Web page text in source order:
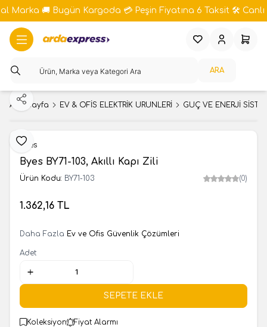
Marka 🚚 Bugün Kargoda 💳 Peşin Fiyatına 6 Taksit 🛠️ Canlı
ARA
FavorilerimHesabım
Ana Sayfa EV & OFİS ELEKTRİK ÜRÜNLERİ GÜÇ VE ENERJİ
Favoriye Ekle
Paylaş
Byes
Byes BY71-103, Akıllı Kapı Zili
Ürün Kodu: BY71-103 (0)
1.362,16 TL
Daha Fazla Ev ve Ofis Güvenlik Çözümleri
Adet
SEPETE EKLE
Koleksiyon Fiyat Alarmı